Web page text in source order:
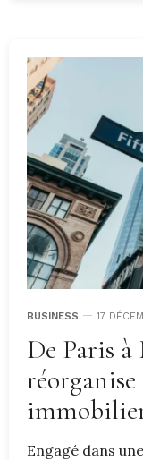
BUSINESS 17
De Paris
Engagé dans